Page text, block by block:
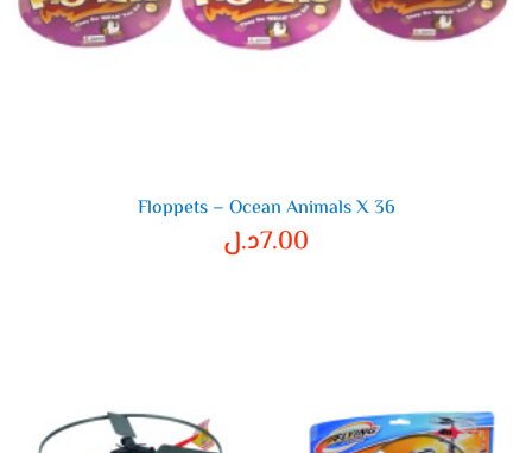
Floppets – Ocean Animals X 36
7.00د.ل